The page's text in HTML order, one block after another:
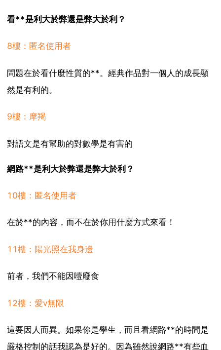
看**是利大於弊還是弊大於利？
8樓：匿名使用者
問題在於看什麼性質的**。經典作品對一個人的成長顯
然是有利的。
9樓：摩羯
對語文是有幫助的對數學是有害的
網路**是利大於弊還是弊大於利？
10樓：匿名使用者
在於**的內容，而不在於你用什麼方式來看！
11樓：陽光照在我身邊
前者，我們不能因噎廢食
12樓：愛v無限
這要因人而異。如果你是學生，而且看網路**的時間是
嚴格控制的話我認為是好的。因為雖然說網路**有些血